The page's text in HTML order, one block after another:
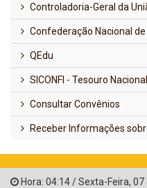
Controladoria-Geral da
Confederação Nacional de
QEdu
SICONFI - Tesouro Nacional
Consultar Convênios
Receber Informações
Hora: 04:14/Sexta-Feira, 07